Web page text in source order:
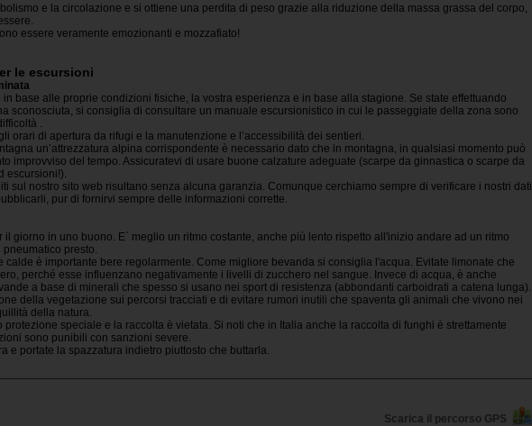
e la circolazione e si ottiene una perdita di peso grazie alla riduzione della massa grassa del corpo,
essere veramente emozionanti e mozzafiato!
le escursioni
base alle proprie condizioni fisiche, la vostra esperienza e in base alla stagione. Se state effettuando
sconosciuta, si consiglia di consultare un manuale escursionistico in cui le passeggiate della zona sono
.
orari di apertura da rifugi e la manutenzione e l’accessibilità dei sentieri.
un’attrezzatura alpina corrispondente è necessario dato che in montagna, in qualsiasi momento può
improvviso del tempo. Assicuratevi di usare buone calzature adeguate (scarpe da ginnastica o scarpe da
escursioni!).
sul nostro sito web risultano senza alcuna garanzia. Comunque cerchiamo sempre di verificare i nostri dati
pur di fornirvi sempre delle informazioni corrette.
il giorno in uno buono. E` meglio un ritmo costante, anche più lento rispetto all'inizio andare ad un ritmo
presto.
calde è importante bere regolarmente. Come migliore bevanda si consiglia l'acqua. Evitate limonate che
perché esse influenzano negativamente i livelli di zucchero nel sangue. Invece di acqua, è anche
a base di minerali che spesso si usano nei sport di resistenza (abbondanti carboidrati a catena lunga).
della vegetazione sui percorsi tracciati e di evitare rumori inutili che spaventa gli animali che vivono nei
della natura.
protezione speciale e la raccolta è vietata. Si noti che in Italia anche la raccolta di funghi è strettamente
sono punibili con sanzioni severe.
e portate la spazzatura indietro piuttosto che buttarla.
Scarica il percorso GPS